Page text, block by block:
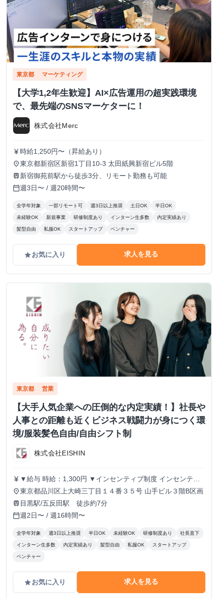
東京都 マーケティング
【大学1,2年生歓迎】AI×広告運用の超実践環境
で、最先端のSNSマーケターに！
株式会社Merc
currency_yen 時給1,250円〜（昇給あり）
place東京都新宿区新宿1丁目10-3 太田紙興新宿ビル5階
train 新宿御苑前駅から徒歩3分、リモート勤務も可能
calendar_today週3日〜 / 週20時間〜
全学年対象 一部リモート可 週3日以上推奨 土日OK 半日OK
未経験OK 新規事業 研修制度あり インターン生多数 内定実績あり
髪型自由 私服OK スタートアップ ベンチャー
gradeお気に入り 求人を見る
東京都 営業
【大手人気企業への圧倒的な内定実績！】社長や
人事との距離も近くビジネス戦闘力が身につく環
境/服装髪色自由/自由シフト制
株式会社EISHIN
currency_yen ▼給与 時給：1,300円 ▼インセンティブ制度 インセンティ
ブ制度あり。 1件の商談実施につき、500円のインセンティ
ブを支給します。 商談につながるアポイントを取得するこ
とで、インセンティブが発生する仕組みです。 ▼こんな方
にピッタリ！ ・学生のうちからガッツリ稼ぎたい！ ・成果
に見合った給料が欲しい！ ・成長意欲があり、挑戦する環
に挑戦しましょう！
place東京都品川区上大崎三丁目１４番３５号 山手ビル３階B区画
train 目黒駅/五反田駅 徒歩約7分
calendar_today週2日〜 / 週16時間〜
全学年対象 週3日以上推奨 半日OK 未経験OK 研修制度あり 社長直下
インターン生多数 内定実績あり 髪型自由 私服OK スタートアップ
ベンチャー
gradeお気に入り 求人を見る